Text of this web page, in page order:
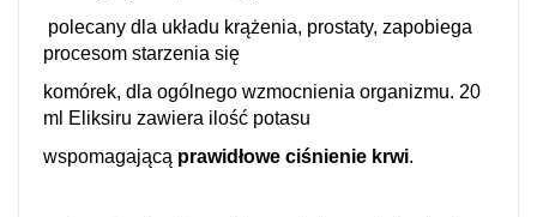
polecany dla układu krążenia, prostaty, zapobiega
procesom starzenia się
komórek, dla ogólnego wzmocnienia organizmu. 20
ml Eliksiru zawiera ilość potasu
wspomagającą prawidłowe ciśnienie krwi.